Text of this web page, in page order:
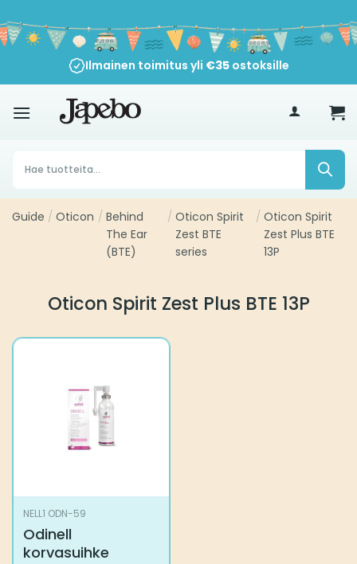
sisältöön
Ilmainen toimitus yli €35ostoksille
Products
search
Guide / Oticon / Behind
The Ear
(BTE)
/ Oticon Spirit
Zest BTE
series
/ Oticon Spirit
Zest Plus BTE
13P
Oticon Spirit Zest Plus BTE 13P
NELL1 ODN-59
Odinell
korvasuihke